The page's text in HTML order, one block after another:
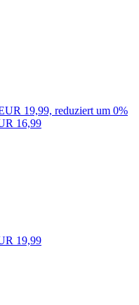
19,99, reduziert um 0%
16,99
19,99